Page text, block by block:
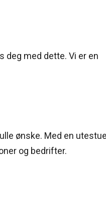
deg med dette. Vi er en
ønske. Med en
og bedrifter.